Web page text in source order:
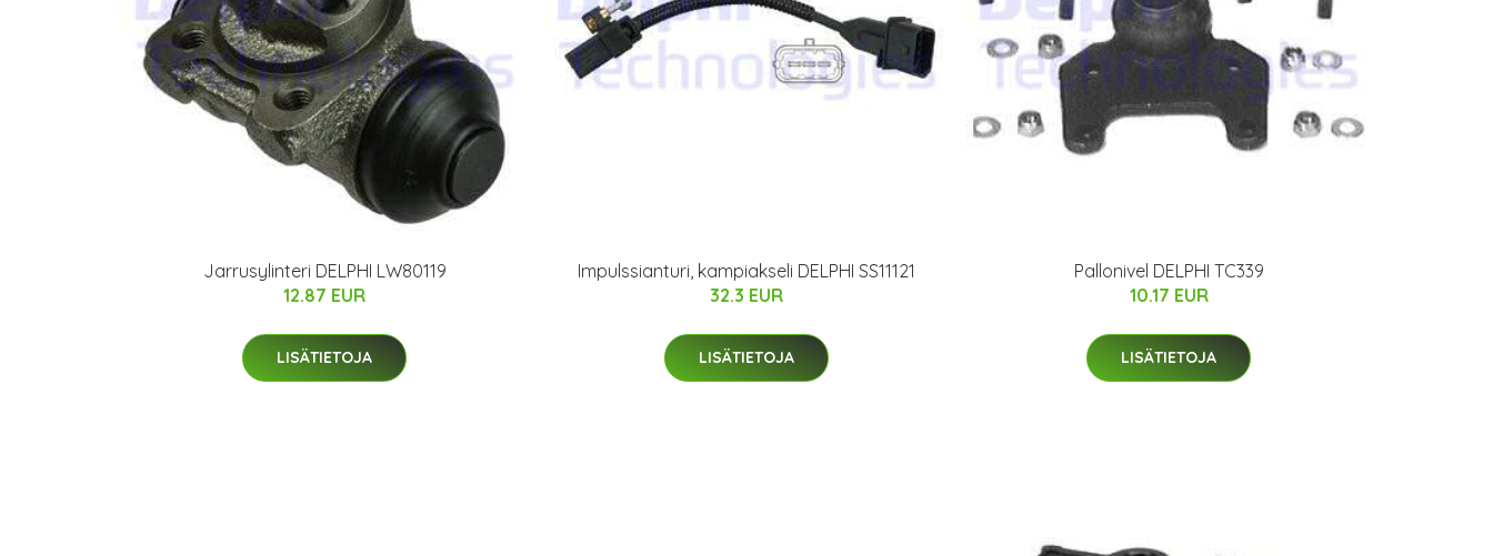
Jarrusylinteri DELPHI LW80119
12.87 EUR
LISÄTIETOJA
Impulssianturi, kampiakseli DELPHI SS11121
32.3 EUR
LISÄTIETOJA
Pallonivel DELPHI TC339
10.17 EUR
LISÄTIETOJA